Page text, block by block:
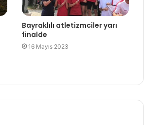
Bayraklılı atletizmciler yarı
finalde
16 Mayıs 2023